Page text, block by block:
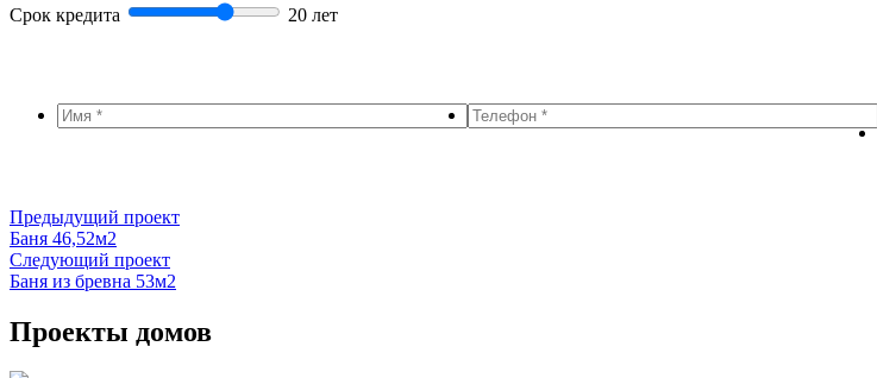
Срок кредита
20 лет
Предыдущий проект
Баня 46,52м2
Следующий проект
Баня из бревна 53м2
Проекты домов